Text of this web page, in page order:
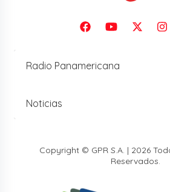
Radio Panamericana
Noticias
Copyright © GPR S.A. | 2026
Reservados.